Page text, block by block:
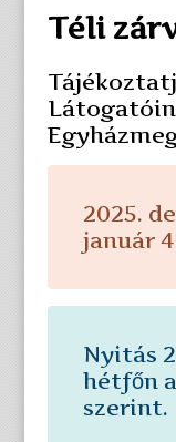
Téli
2025.
január
Nyitás
hétfőn
szerint.